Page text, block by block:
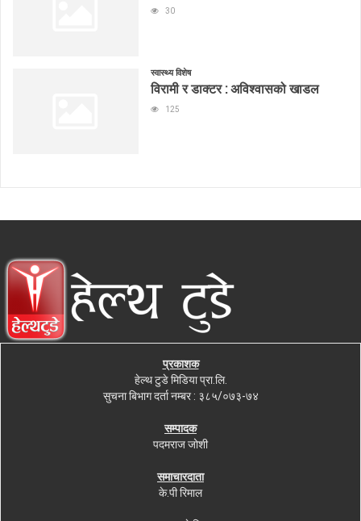
30
स्वास्थ्य विशेष
विरामी र डाक्टर : अविश्वासको खाडल
125
प्रकाशक
हेल्थ टुडे मिडिया प्रा.लि.
सुचना बिभाग दर्ता नम्बर : ३८५/०७३-७४
सम्पादक
पदमराज जोशी
समाचारदाता
के.पी रिमाल